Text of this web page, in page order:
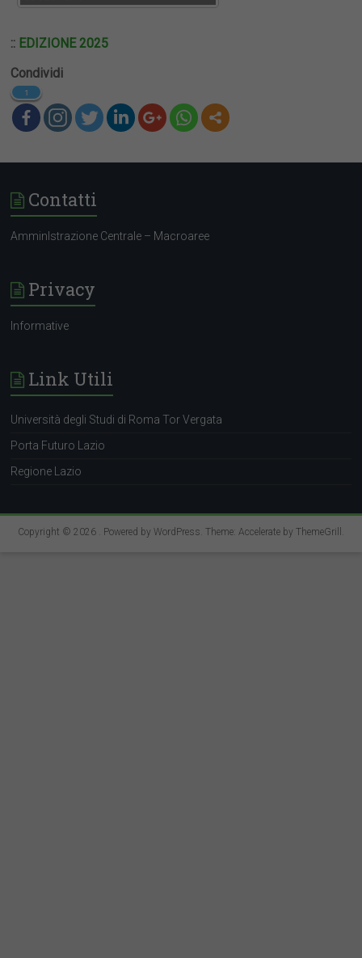
:: EDIZIONE 2025
Condividi
1
Contatti
AmminIstrazione Centrale – Macroaree
Privacy
Informative
Link Utili
Università degli Studi di Roma Tor Vergata
Porta Futuro Lazio
Regione Lazio
Copyright © 2026 . Powered by WordPress. Theme: Accelerate by ThemeGrill .